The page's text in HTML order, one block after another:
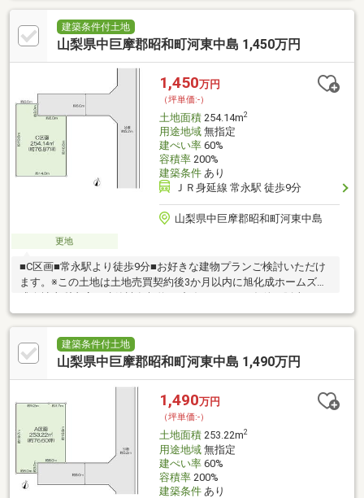
建築条件付土地
山梨県中巨摩郡昭和町河東中島 1,450万円
1,450万円
（坪単価:-）
土地面積254.14m2
用途地域無指定
建ぺい率60%
容積率200%
建築条件あり
ＪＲ身延線 常永駅 徒歩9分
山梨県中巨摩郡昭和町河東中島
更地
■C区画■常永駅より徒歩9分■お好きな建物プランご検討いただけ
ます。※この土地は土地売買契約後3か月以内に旭化成ホームズ株
す。※この期間内に建築しないことが確定した時または建築請負
契約が成立しなかった場合には土地売買契約は白紙となり受領し
た金員は無利息にて全額返還されます。◆ヘーベルハウス 参考プ
ラン◆ 建物本体価格 ： 約4650万円 （税込）※確認申請費用、窓
プランはお客様が自由に決定できます。
建築条件付土地
山梨県中巨摩郡昭和町河東中島 1,490万円
1,490万円
（坪単価:-）
土地面積253.22m2
用途地域無指定
建ぺい率60%
容積率200%
建築条件あり